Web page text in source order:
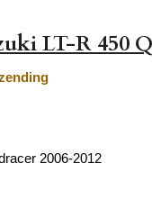
LT-R 450
2006-2012